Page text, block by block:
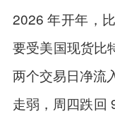
2026 年开年，
要受美国现货
两个交易日净流
走弱，周四跌回